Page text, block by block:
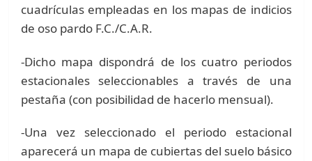
cuadrículas empleadas en los mapas de indicios
de oso pardo F.C./C.A.R.
-Dicho mapa dispondrá de los cuatro periodos
estacionales seleccionables a través de una
pestaña (con posibilidad de hacerlo mensual).
-Una vez seleccionado el periodo estacional
aparecerá un mapa de cubiertas del suelo básico